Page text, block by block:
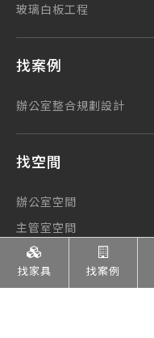
玻璃白板工程
找案例
辦公室整合規劃設計
找空間
辦公室空間
主管室空間
公共空間
找家具 找案例